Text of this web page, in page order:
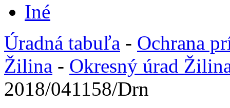
Iné
Úradná tabuľa - Ochrana
Žilina - Okresný úrad
2018/041158/Drn